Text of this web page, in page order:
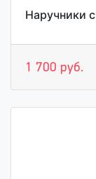
Наручники
1 700 руб.